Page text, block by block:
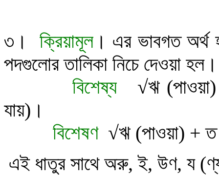
৩ । ক্রিয়ামূল। এর ভাবগত অর্থ
পদগুলোর তালিকা নিচে দেওয়া হল।
বিশেষ্য
√ঋ
যায়) ।
বিশেষণ √ঋ (পাওয়া) +
এই ধাতুর সাথে অরু, ই, উণ, য